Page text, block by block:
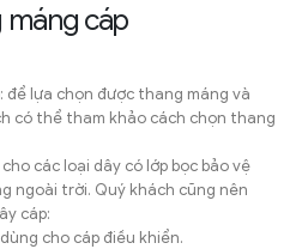
cáp
để lựa chọn được thang máng và
có thể tham khảo cách chọn thang
các loại dây có lớp bọc bảo vệ
ngoài trời. Quý khách cũng nên
cáp:
cho cáp điều khiển.